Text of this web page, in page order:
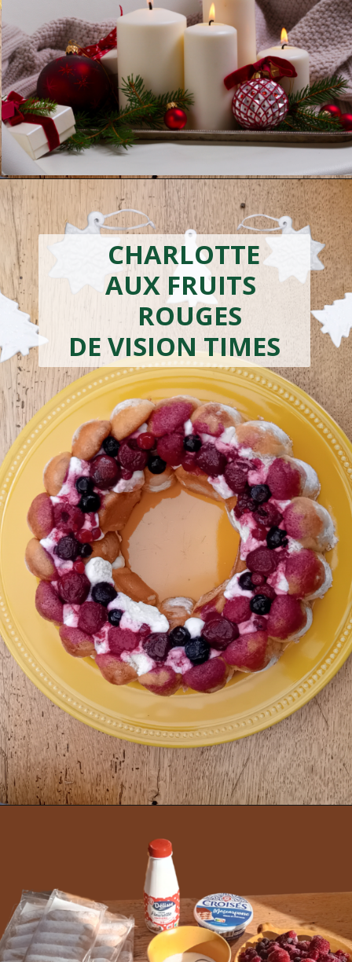
CHARLOTTE
AUX FRUITS
ROUGES
DE VISION TIMES